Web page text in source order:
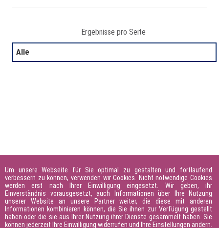
Ergebnisse pro Seite
Alle
Um unsere Webseite für Sie optimal zu gestalten und fortlaufend
verbessern zu können, verwenden wir Cookies. Nicht notwendige Cookies
werden erst nach Ihrer Einwilligung eingesetzt. Wir geben, ihr
Einverständnis vorausgesetzt, auch Informationen über Ihre Nutzung
unserer Website an unsere Partner weiter, die diese mit anderen
Informationen kombinieren können, die Sie ihnen zur Verfügung gestellt
haben oder die sie aus Ihrer Nutzung ihrer Dienste gesammelt haben. Sie
können jederzeit Ihre Einwilligung widerrufen und Ihre Einstellungen ändern.